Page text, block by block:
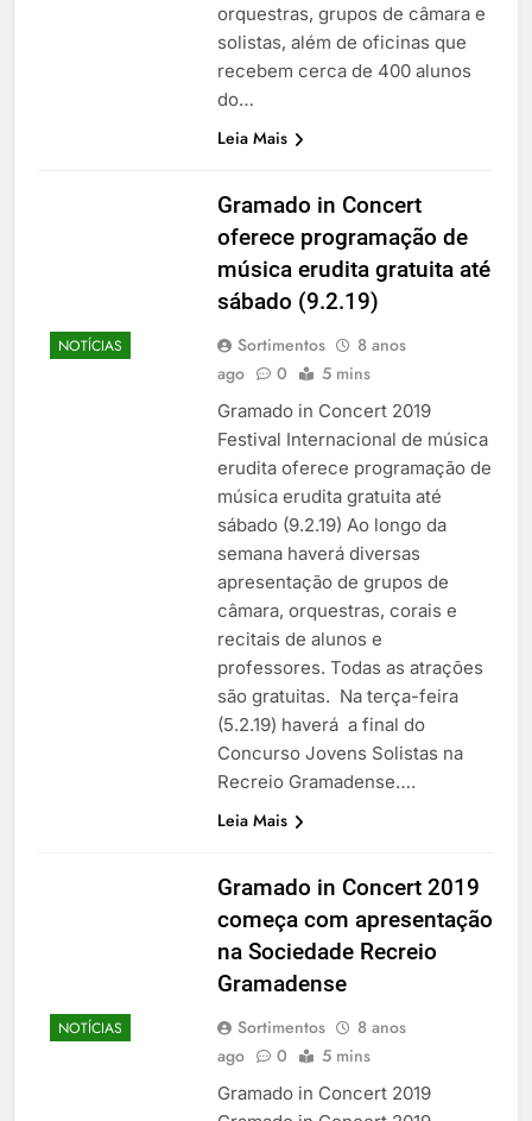
orquestras, grupos de câmara e
solistas, além de oficinas que
recebem cerca de 400 alunos
do…
Leia Mais
NOTÍCIAS
Gramado in Concert
oferece programação de
música erudita gratuita até
sábado (9.2.19)
Sortimentos
8 anos
ago
0 5 mins
Gramado in Concert 2019
Festival Internacional de música
erudita oferece programação de
música erudita gratuita até
sábado (9.2.19) Ao longo da
semana haverá diversas
apresentação de grupos de
câmara, orquestras, corais e
recitais de alunos e
professores. Todas as atrações
são gratuitas. Na terça-feira
(5.2.19) haverá a final do
Concurso Jovens Solistas na
Recreio Gramadense….
Leia Mais
NOTÍCIAS
Gramado in Concert 2019
começa com apresentação
na Sociedade Recreio
Gramadense
Sortimentos
8 anos
ago
0 5 mins
Gramado in Concert 2019